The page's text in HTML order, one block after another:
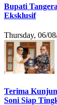
Bupati
Eksklusif
Thursday, 06/
Terima
Soni Siap